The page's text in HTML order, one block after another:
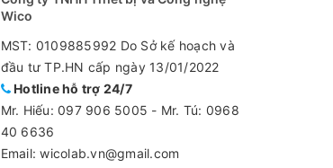
Wico
MST: 0109885992 Do Sở kế hoạch và
đầu tư TP.HN cấp ngày 13/01/2022
Hotline hỗ trợ 24/7
Mr. Hiếu: 097 906 5005 - Mr. Tú: 0968
40 6636
Email: wicolab.vn@gmail.com